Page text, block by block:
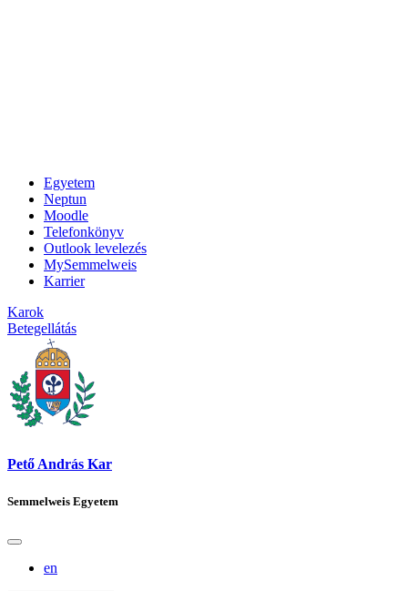
Egyetem
Neptun
Moodle
Telefonkönyv
Outlook levelezés
MySemmelweis
Karrier
Karok
Betegellátás
Pető András Kar
Semmelweis Egyetem
en